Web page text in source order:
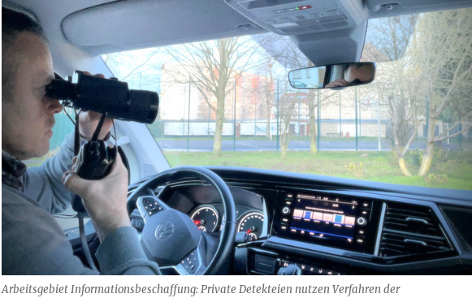
Arbeitsgebiet Informationsbeschaffung: Private Detekteien nutzen Verfahren der